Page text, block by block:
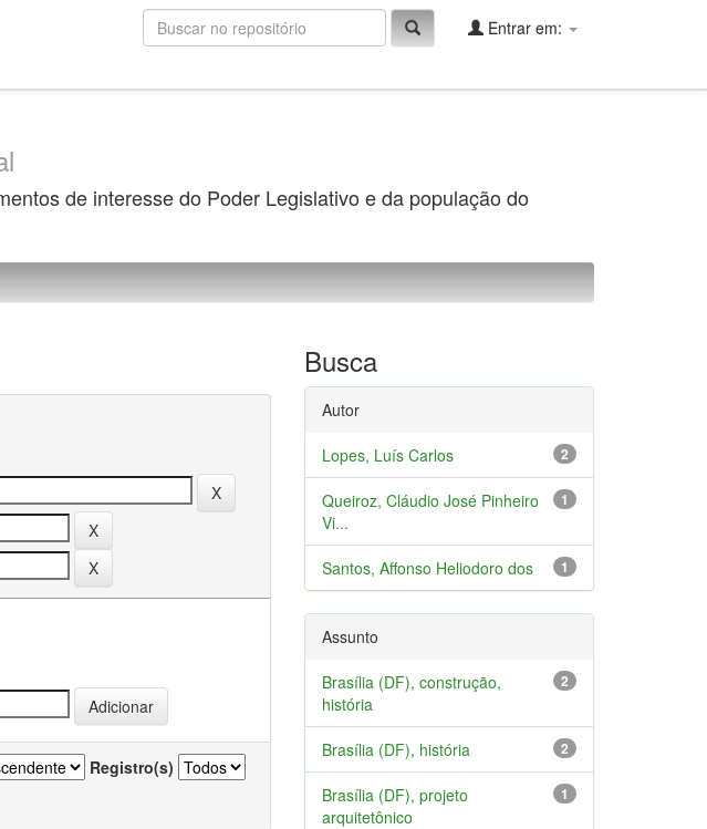
Entrar em:
de interesse do Poder Legislativo e da população do
Registro(s)
Busca
Autor
2
Lopes, Luís Carlos
1
Queiroz, Cláudio José Pinheiro
Vi...
1
Santos, Affonso Heliodoro dos
Assunto
2
Brasília (DF), construção,
história
2
Brasília (DF), história
1
Brasília (DF), projeto
arquitetônico